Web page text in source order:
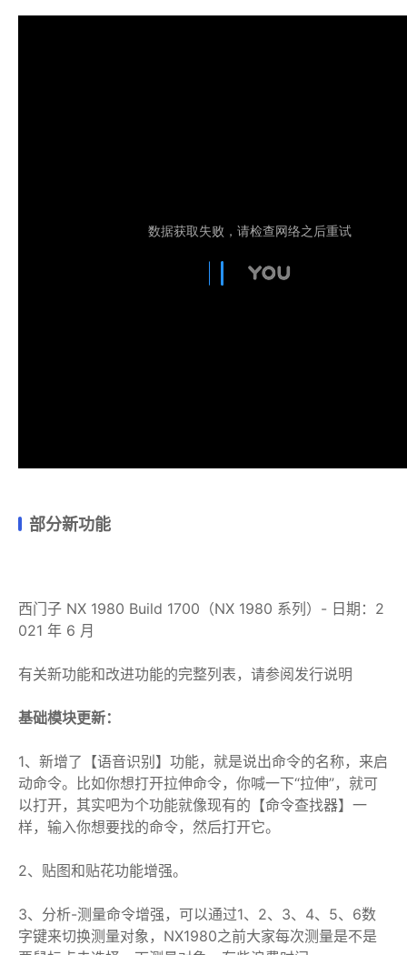
部分新功能
西门子 NX 1980 Build 1700（NX 1980 系列）- 日期：2
021 年 6 月
有关新功能和改进功能的完整列表，请参阅发行说明
基础模块更新：
1、新增了【语音识别】功能，就是说出命令的名称，来启
动命令。比如你想打开拉伸命令，你喊一下“拉伸”，就可
以打开，其实吧为个功能就像现有的【命令查找器】一
样，输入你想要找的命令，然后打开它。
2、贴图和贴花功能增强。
3、分析-测量命令增强，可以通过1、2、3、4、5、6数
字键来切换测量对象，NX1980之前大家每次测量是不是